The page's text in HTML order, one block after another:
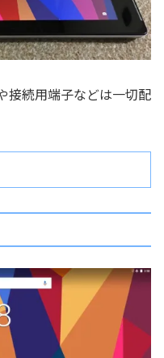
接続用端子などは一切配